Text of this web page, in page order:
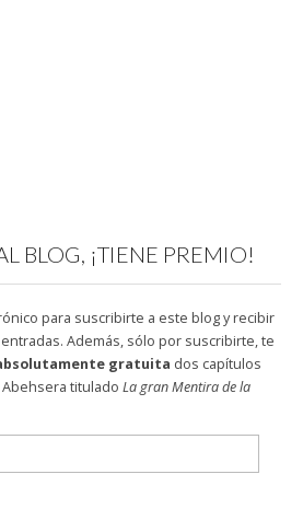
BLOG, ¡TIENE PREMIO!
para suscribirte a este blog y recibir
Además, sólo por suscribirte, te
gratuita dos capítulos
titulado La gran Mentira de la